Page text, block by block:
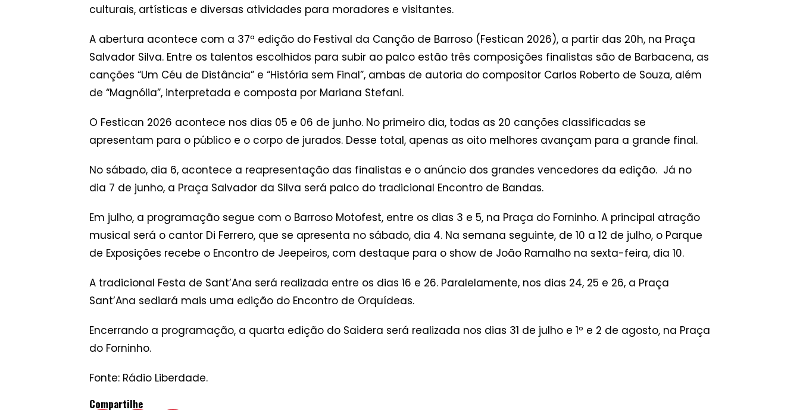
culturais, artísticas e diversas atividades para moradores e visitantes.
A abertura acontece com a 37ª edição do Festival da Canção de Barroso (Festican 2026), a partir das 20h, na Praça
Salvador Silva. Entre os talentos escolhidos para subir ao palco estão três composições finalistas são de Barbacena, as
canções “Um Céu de Distância” e “História sem Final”, ambas de autoria do compositor Carlos Roberto de Souza, além
de “Magnólia”, interpretada e composta por Mariana Stefani.
O Festican 2026 acontece nos dias 05 e 06 de junho. No primeiro dia, todas as 20 canções classificadas se
apresentam para o público e o corpo de jurados. Desse total, apenas as oito melhores avançam para a grande final.
No sábado, dia 6, acontece a reapresentação das finalistas e o anúncio dos grandes vencedores da edição. Já no
dia 7 de junho, a Praça Salvador da Silva será palco do tradicional Encontro de Bandas.
Em julho, a programação segue com o Barroso Motofest, entre os dias 3 e 5, na Praça do Forninho. A principal atração
musical será o cantor Di Ferrero, que se apresenta no sábado, dia 4. Na semana seguinte, de 10 a 12 de julho, o Parque
de Exposições recebe o Encontro de Jeepeiros, com destaque para o show de João Ramalho na sexta-feira, dia 10.
A tradicional Festa de Sant’Ana será realizada entre os dias 16 e 26. Paralelamente, nos dias 24, 25 e 26, a Praça
Sant’Ana sediará mais uma edição do Encontro de Orquídeas.
Encerrando a programação, a quarta edição do Saidera será realizada nos dias 31 de julho e 1º e 2 de agosto, na Praça
do Forninho.
Fonte: Rádio Liberdade.
Compartilhe